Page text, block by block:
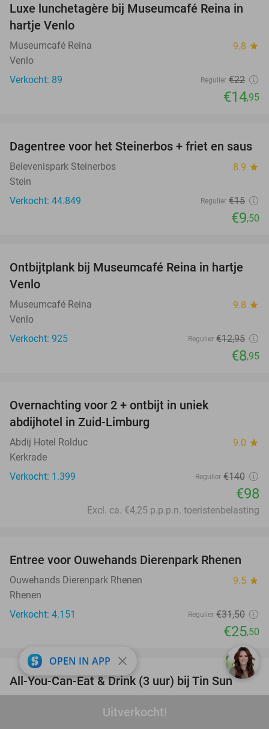
Uitverkocht!
32%
Luxe lunchetagère bij Museumcafé Reina in
hartje Venlo
Museumcafé Reina 9.8 star
Venlo
Verkocht: 89
Regulier €22
€14,95
37%
Dagentree voor het Steinerbos + friet en saus
Belevenispark Steinerbos 8.9 star
Stein
Verkocht: 44.849
Regulier €15
€9,50
31%
Ontbijtplank bij Museumcafé Reina in hartje
Venlo
Museumcafé Reina 9.8 star
Venlo
Verkocht: 925
Regulier €12,95
€8,95
Overnachting voor 2 + ontbijt in uniek
abdijhotel in Zuid-Limburg
Abdij Hotel Rolduc 9.0 star
Kerkrade
Verkocht: 1.399
Regulier €140
€98
Excl. ca. €4,25 p.p.p.n. toeristenbelasting
19%
Entree voor Ouwehands Dierenpark Rhenen
Ouwehands Dierenpark Rhenen 9.5 star
Rhenen
Verkocht: 4.151
Regulier €31,50
€25,50
23%
favorite_border
All-You-Can-Eat & Drink (3 uur) bij Tin Sun
OPEN IN APP close